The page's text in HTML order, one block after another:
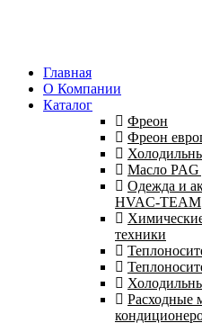
Главная
О Компании
Каталог
Фреон
Фреон
Масло PAG
Одежда и
HVAC-TEAM
техники
Расходные